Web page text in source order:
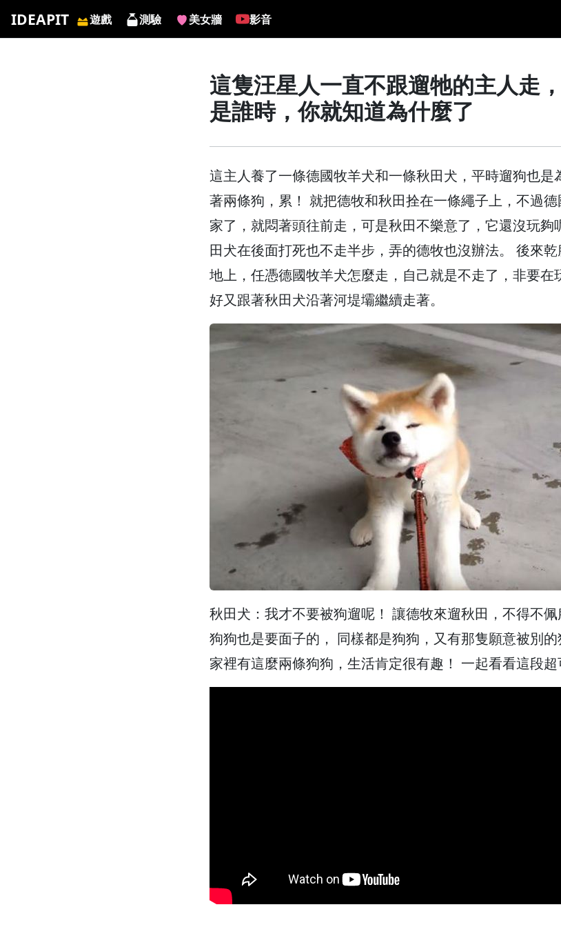
IDEAPIT 遊戲 測驗 美女牆 影音
這隻汪星人一直不跟遛牠的主人走
是誰時，你就知道為什麼了
這主人養了一條德國牧羊犬和一條秋田犬，平時遛狗也是
著兩條狗，累！ 就把德牧和秋田拴在一條繩子上，不過
家了，就悶著頭往前走，可是秋田不樂意了，它還沒玩夠
田犬在後面打死也不走半步，弄的德牧也沒辦法。 後來
地上，任憑德國牧羊犬怎麼走，自己就是不走了，非要在
好又跟著秋田犬沿著河堤壩繼續走著。
秋田犬：我才不要被狗遛呢！ 讓德牧來遛秋田，不得不
狗狗也是要面子的， 同樣都是狗狗，又有那隻願意被別
家裡有這麼兩條狗狗，生活肯定很有趣！ 一起看看這段超